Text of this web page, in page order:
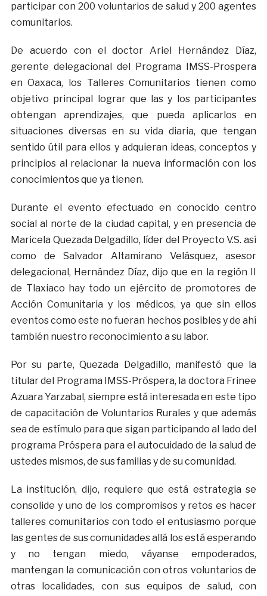
participar con 200 voluntarios de salud y 200 agentes
comunitarios.
De acuerdo con el doctor Ariel Hernández Díaz,
gerente delegacional del Programa IMSS-Prospera
en Oaxaca, los Talleres Comunitarios tienen como
objetivo principal lograr que las y los participantes
obtengan aprendizajes, que pueda aplicarlos en
situaciones diversas en su vida diaria, que tengan
sentido útil para ellos y adquieran ideas, conceptos y
principios al relacionar la nueva información con los
conocimientos que ya tienen.
Durante el evento efectuado en conocido centro
social al norte de la ciudad capital, y en presencia de
Maricela Quezada Delgadillo, líder del Proyecto V.S. así
como de Salvador Altamirano Velásquez, asesor
delegacional, Hernández Díaz, dijo que en la región II
de Tlaxiaco hay todo un ejército de promotores de
Acción Comunitaria y los médicos, ya que sin ellos
eventos como este no fueran hechos posibles y de ahí
también nuestro reconocimiento a su labor.
Por su parte, Quezada Delgadillo, manifestó que la
titular del Programa IMSS-Próspera, la doctora Frinee
Azuara Yarzabal, siempre está interesada en este tipo
de capacitación de Voluntarios Rurales y que además
sea de estímulo para que sigan participando al lado del
programa Próspera para el autocuidado de la salud de
ustedes mismos, de sus familias y de su comunidad.
La institución, dijo, requiere que está estrategia se
consolide y uno de los compromisos y retos es hacer
talleres comunitarios con todo el entusiasmo porque
las gentes de sus comunidades allá los está esperando
y no tengan miedo, váyanse empoderados,
mantengan la comunicación con otros voluntarios de
otras localidades, con sus equipos de salud, con